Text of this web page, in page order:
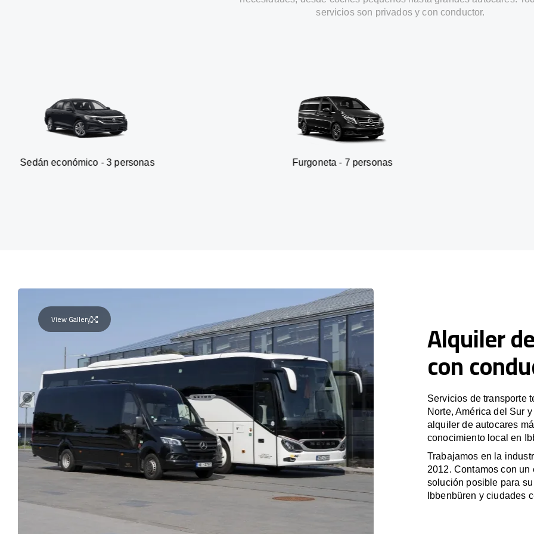
servicios son privados y con conductor.
- 3 personas Furgoneta - 7 personas SUV -
View Gallery Alquiler
con
Servicios de transporte
Norte, América del Sur
alquiler de autocares
conocimiento local en
Trabajamos en la
2012. Contamos con
solución posible para
Ibbenbüren y ciudades